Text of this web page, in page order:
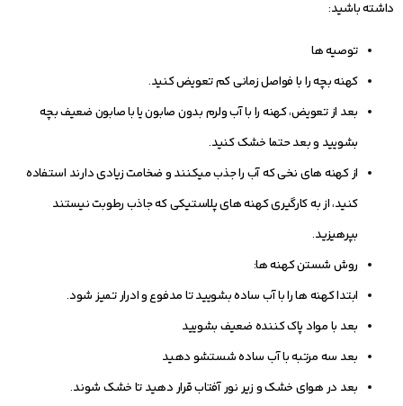
داشته باشید:
توصیه‏ ها
کهنه بچه را با فواصل زمانی کم تعویض کنید.
بعد از تعویض، کهنه را با آب ولرم بدون صابون یا با صابون ضعیف بچه
بشویید و بعد حتما خشک کنید.
از کهنه‏ های نخی که آب را جذب می‏کنند و ضخامت زیادی دارند استفاده
کنید، از به کارگیری کهنه ‏های پلاستیکی که جاذب رطوبت نیستند
بپرهیزید.
روش شستن کهنه ‏ها:
ابتدا کهنه ‏ها را با آب ساده بشویید تا مدفوع و ادرار تمیز شود.
بعد با مواد پاک کننده ضعیف بشویید
بعد سه مرتبه با آب ساده شستشو دهید
بعد در هوای خشک و زیر نور آفتاب قرار دهید تا خشک شوند.